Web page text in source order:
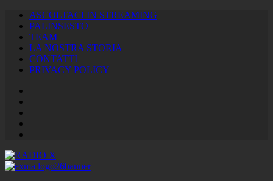
ASCOLTACI IN STREAMING
PALINSESTO
TEAM
LA NOSTRA STORIA
CONTATTI
PRIVACY POLICY